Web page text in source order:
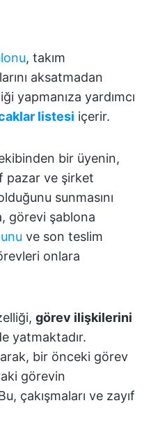
, takım
aksatmadan
yapmanıza yardımcı
listesi içerir.
bir üyenin,
pazar ve şirket
sunmasını
görevi şablona
ve son teslim
onlara
görev ilişkilerini
yatmaktadır.
bir önceki görev
görevin
çakışmaları ve zayıf